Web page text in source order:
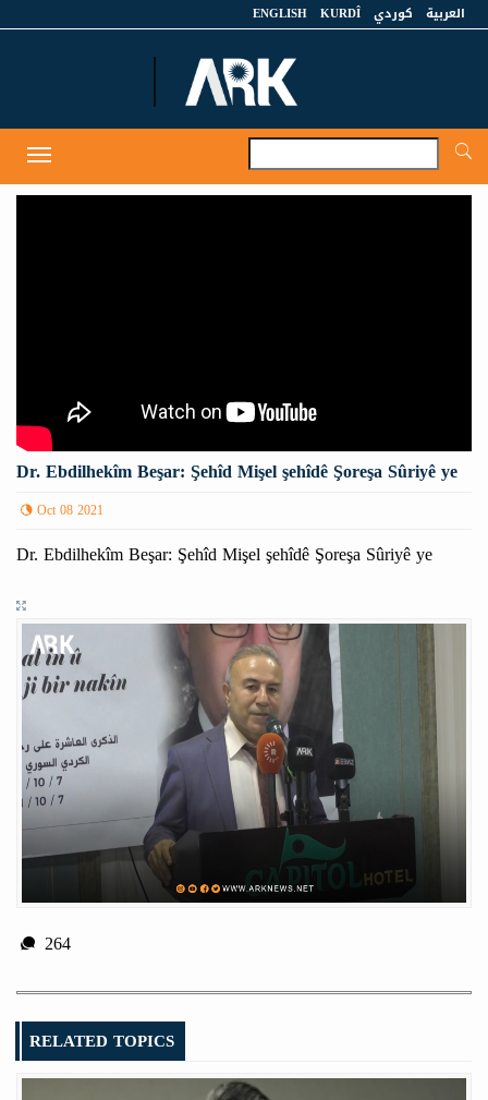
العربية كوردي KURDÎ
ENGLISH
Toggle
navigation
Dr. Ebdilhekîm Beşar: Şehîd Mişel şehîdê Şoreşa Sûriyê ye
Oct 08 2021
Dr. Ebdilhekîm Beşar: Şehîd Mişel şehîdê Şoreşa Sûriyê ye
264
RELATED TOPICS